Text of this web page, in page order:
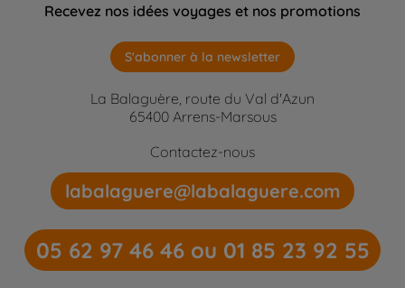
Recevez nos idées voyages et nos promotions
S'abonner à la newsletter
La Balaguère, route du Val d'Azun
65400 Arrens-Marsous
Contactez-nous
labalaguere@labalaguere.com
05 62 97 46 46 ou 01 85 23 92 55